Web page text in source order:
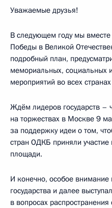
Уважаемые друзья!
В следующем году мы
Победы в Великой
подробный план,
мемориальных, социальных
мероприятий во всех
Ждём лидеров государств –
на торжествах в Москве 9
за поддержку идеи о том,
стран ОДКБ приняли
площади.
И конечно, особое
государства и далее
в вопросах